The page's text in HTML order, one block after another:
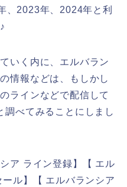
、2023年、2024年と利
いく内に、エルバラン
情報などは、もしかし
ラインなどで配信して
調べてみることにしまし
ア ライン登録】【 エル
ル】【 エルバランシア